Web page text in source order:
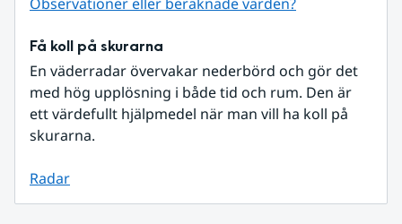
Få koll på skurarna
En väderradar övervakar nederbörd och gör det
med hög upplösning i både tid och rum. Den är
ett värdefullt hjälpmedel när man vill ha koll på
skurarna.
Radar